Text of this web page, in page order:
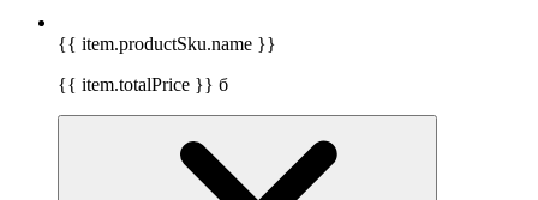
{{ item.productSku.name }}
{{ item.totalPrice }} б